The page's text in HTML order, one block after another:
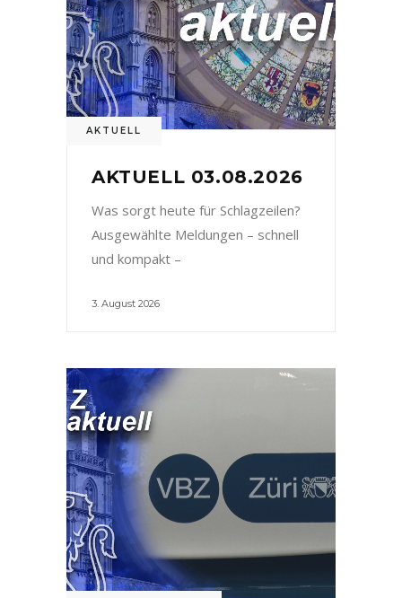
AKTUELL
AKTUELL 03.08.2026
Was sorgt heute für Schlagzeilen?
Ausgewählte Meldungen – schnell
und kompakt –
3. August 2026